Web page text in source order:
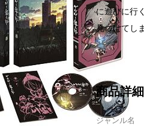
に遊びに行
見つけてし
商品詳細
ジャンル名